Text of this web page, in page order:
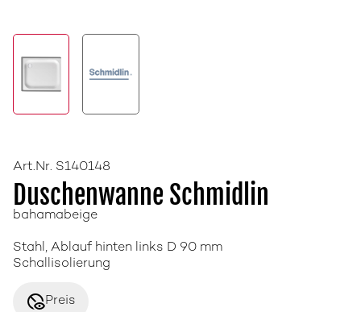
Art.Nr. S140148
Duschenwanne Schmidlin
bahamabeige
Stahl, Ablauf hinten links D 90 mm
Schallisolierung
disabled_visiblePreis